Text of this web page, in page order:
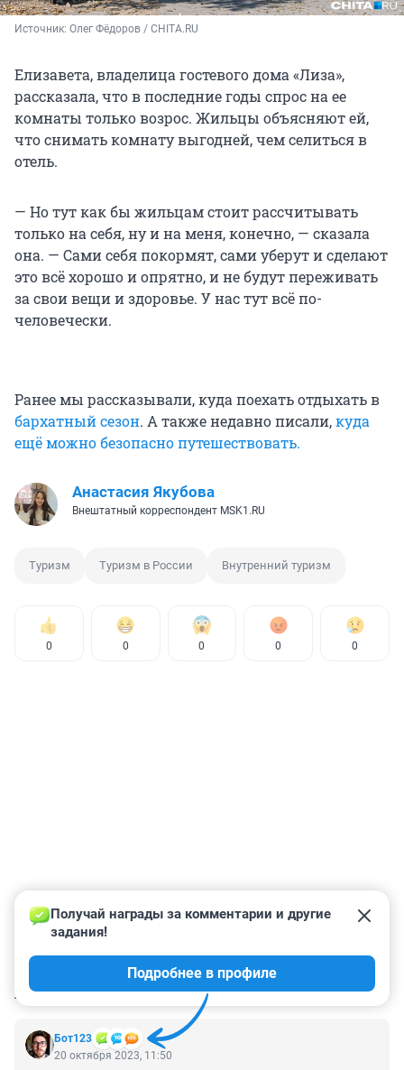
Источник: Олег Фёдоров / CHITA.RU
Елизавета, владелица гостевого дома «Лиза»,
рассказала, что в последние годы спрос на ее
комнаты только возрос. Жильцы объясняют ей,
что снимать комнату выгодней, чем селиться в
отель.
— Но тут как бы жильцам стоит рассчитывать
только на себя, ну и на меня, конечно, — сказала
она. — Сами себя покормят, сами уберут и сделают
это всё хорошо и опрятно, и не будут переживать
за свои вещи и здоровье. У нас тут всё по-
человечески.
Ранее мы рассказывали, куда поехать отдыхать в
бархатный сезон. А также недавно писали,куда
ещё можно безопасно путешествовать.
Анастасия Якубова
Внештатный корреспондент MSK1.RU
Туризм Туризм в России Внутренний туризм
0 0 0 0 0
КОММЕНТАРИИ 10
Бот123
Получай награды за комментарии и другие
задания!
Подробнее в профиле
20 октября 2023, 11:50